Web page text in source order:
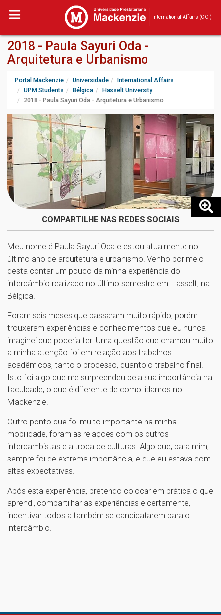
International Affairs (COI)
2018 - Paula Sayuri Oda -
Arquitetura e Urbanismo
Portal Mackenzie Universidade
International Affairs
UPM Students
Bélgica
Hasselt University
2018 - Paula Sayuri Oda - Arquitetura e Urbanismo
COMPARTILHE NAS REDES SOCIAIS
Meu nome é Paula Sayuri Oda e estou atualmente no
último ano de arquitetura e urbanismo. Venho por meio
desta contar um pouco da minha experiência do
intercâmbio realizado no último semestre em Hasselt, na
Bélgica.
Foram seis meses que passaram muito rápido, porém
trouxeram experiências e conhecimentos que eu nunca
imaginei que poderia ter. Uma questão que chamou muito
a minha atenção foi em relação aos trabalhos
acadêmicos, tanto o processo, quanto o trabalho final.
Isto foi algo que me surpreendeu pela sua importância na
faculdade, o que é diferente de como lidamos no
Mackenzie.
Outro ponto que foi muito importante na minha
mobilidade, foram as relações com os outros
intercambistas e a troca de culturas. Algo que, para mim,
sempre foi de extrema importância, e que eu estava com
altas expectativas.
Após esta experiência, pretendo colocar em prática o que
aprendi, compartilhar as experiências e certamente,
incentivar todos a também se candidatarem para o
intercâmbio.